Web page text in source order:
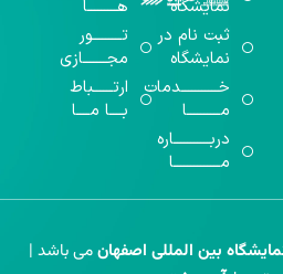
نمایشگاه
ثبت نام در
نمایشگاه
خـــــــــــدمات
مــــــــــا
دربـــــــــــاره
مــــــــــــــا
هـــــــــا
تـــــــــور
مجـــــــازی
ارتــــــباط
بــــا مــــا
بین المللی اصفهانمی باشد |